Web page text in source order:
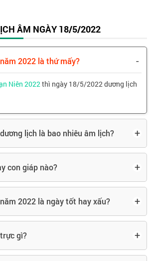
ÂM NGÀY 18/5/2022
2022 là thứ mấy? -
Niên 2022 thì ngày 18/5/2022 dương lịch
lịch là bao nhiêu âm lịch? +
con giáp nào? +
2022 là ngày tốt hay xấu? +
gì? +